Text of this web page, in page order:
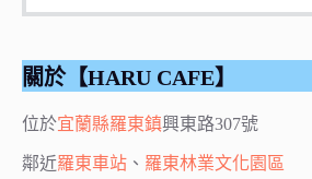
關於【HARU CAFE】
位於宜蘭縣羅東鎮興東路307號
鄰近羅東車站 、 羅東林業文化園區